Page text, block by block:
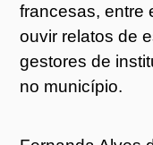
francesas, entre
ouvir relatos de
gestores de
no município.